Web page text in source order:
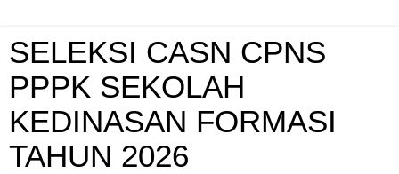
SELEKSI CASN CPNS
PPPK SEKOLAH
KEDINASAN FORMASI
TAHUN 2026